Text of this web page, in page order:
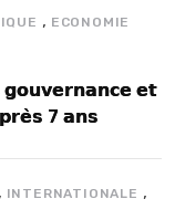
, ECONOMIE
𝗴𝗼𝘂𝘃𝗲𝗿𝗻𝗮𝗻𝗰𝗲 𝗲𝘁
7 𝗮𝗻𝘀
, INTERNATIONALE ,